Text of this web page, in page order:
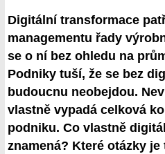
Digitální transformace
managementu řady
se o ní bez ohledu na
Podniky tuší, že se bez
budoucnu neobejdou.
vlastně vypadá celková
podniku. Co vlastně
znamená? Které otázky